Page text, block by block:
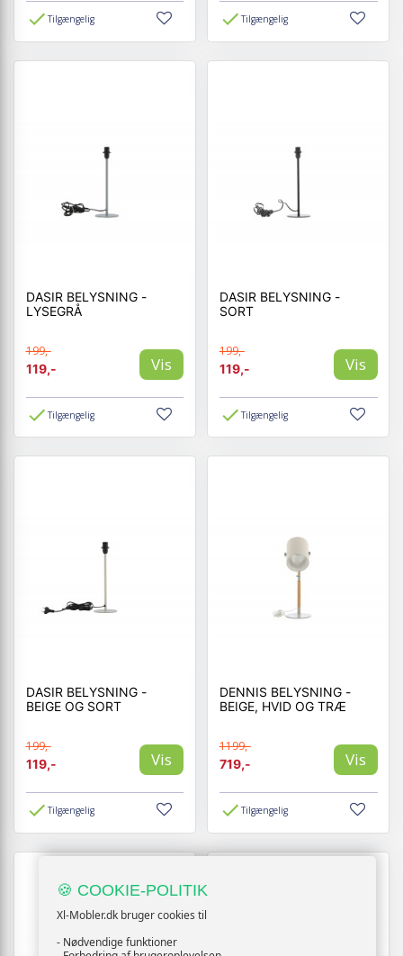
Tilgængelig Tilgængelig
DASIR BELYSNING -
LYSEGRÅ
199,-
119,-
Vis
Tilgængelig
DASIR BELYSNING -
SORT
199,-
119,-
Vis
Tilgængelig
DASIR BELYSNING -
BEIGE OG SORT
199,-
119,-
Vis
Tilgængelig
DENNIS BELYSNING -
BEIGE, HVID OG TRÆ
1199,-
719,-
Vis
Tilgængelig
🍪 COOKIE-POLITIK
Xl-Mobler.dk bruger cookies til
- Nødvendige funktioner